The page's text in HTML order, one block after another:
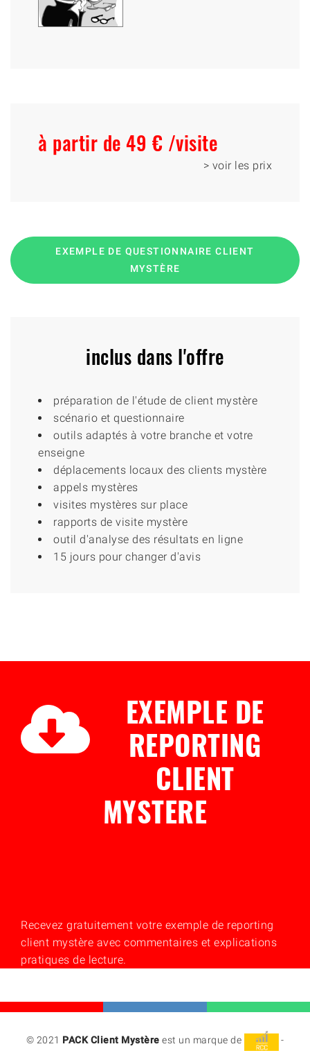
à partir de 49 € /visite
> voir les prix
EXEMPLE DE QUESTIONNAIRE CLIENT
MYSTÈRE
inclus dans l'offre
préparation de l'étude de client mystère
scénario et questionnaire
outils adaptés à votre branche et votre
enseigne
déplacements locaux des clients mystère
appels mystères
visites mystères sur place
rapports de visite mystère
outil d'analyse des résultats en ligne
15 jours pour changer d'avis
EXEMPLE DE
REPORTING
CLIENT
MYSTERE
Recevez gratuitement votre exemple de reporting
client mystère avec commentaires et explications
pratiques de lecture.
© 2021 PACK Client Mystère est un marque de -